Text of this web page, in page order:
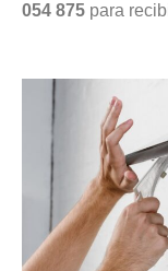
054 875 para